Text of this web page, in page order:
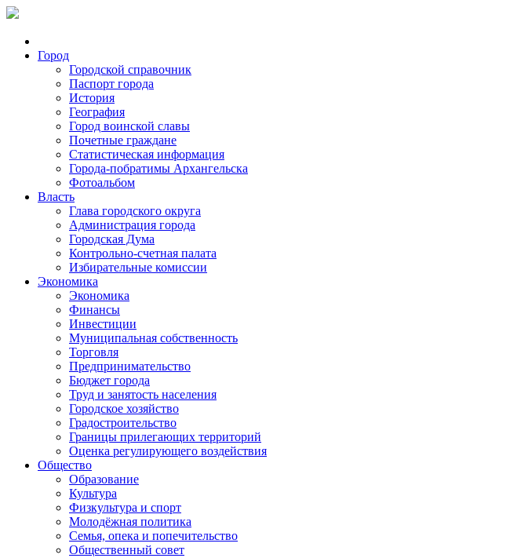
Город
Городской справочник
Паспорт города
История
География
Город воинской славы
Почетные граждане
Статистическая информация
Города-побратимы Архангельска
Фотоальбом
Власть
Глава городского округа
Администрация города
Городская Дума
Контрольно-счетная палата
Избирательные комиссии
Экономика
Экономика
Финансы
Инвестиции
Муниципальная собственность
Торговля
Предпринимательство
Бюджет города
Труд и занятость населения
Городское хозяйство
Градостроительство
Границы прилегающих территорий
Оценка регулирующего воздействия
Общество
Образование
Культура
Физкультура и спорт
Молодёжная политика
Семья, опека и попечительство
Общественный совет